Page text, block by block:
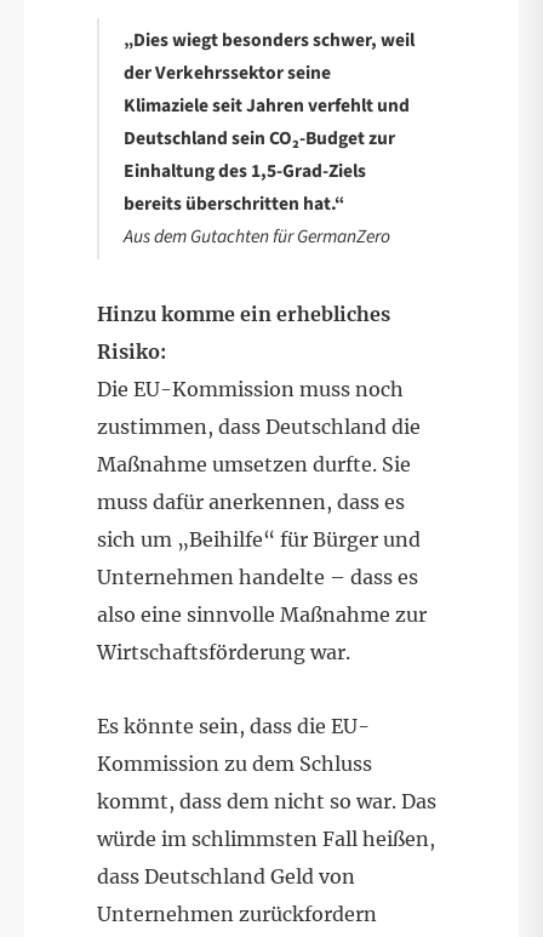
„Dies wiegt besonders schwer, weil
der Verkehrssektor seine
Klimaziele seit Jahren verfehlt und
Deutschland sein CO₂-Budget zur
Einhaltung des 1,5-Grad-Ziels
bereits überschritten hat.“
Aus dem Gutachten für GermanZero
Hinzu komme ein erhebliches
Risiko:
Die EU-Kommission muss noch
zustimmen, dass Deutschland die
Maßnahme umsetzen durfte. Sie
muss dafür anerkennen, dass es
sich um „Beihilfe“ für Bürger und
Unternehmen handelte – dass es
also eine sinnvolle Maßnahme zur
Wirtschaftsförderung war.
Es könnte sein, dass die EU-
Kommission zu dem Schluss
kommt, dass dem nicht so war. Das
würde im schlimmsten Fall heißen,
dass Deutschland Geld von
Unternehmen zurückfordern